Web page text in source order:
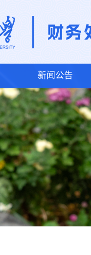
新闻公告